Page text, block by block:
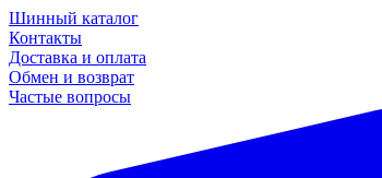
Шинный каталог
Контакты
Доставка и оплата
Обмен и возврат
Частые вопросы